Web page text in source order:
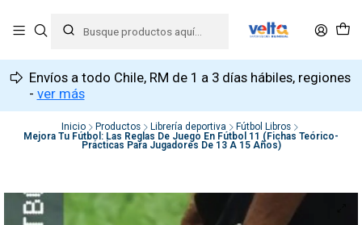
Envíos a todo Chile, RM de 1 a 3 días hábiles, regiones
- ver más
Inicio Productos Librería deportiva
Fútbol Libros
Mejora Tu Fútbol: Las Reglas De Juego En Fútbol 11 (Fichas Teórico-
Prácticas Para Jugadores De 13 A 15 Años)